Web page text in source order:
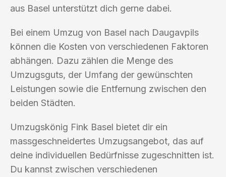
aus Basel unterstützt dich gerne dabei.
Bei einem Umzug von Basel nach Daugavpils
können die Kosten von verschiedenen Faktoren
abhängen. Dazu zählen die Menge des
Umzugsguts, der Umfang der gewünschten
Leistungen sowie die Entfernung zwischen den
beiden Städten.
Umzugskönig Fink Basel bietet dir ein
massgeschneidertes Umzugsangebot, das auf
deine individuellen Bedürfnisse zugeschnitten ist.
Du kannst zwischen verschiedenen